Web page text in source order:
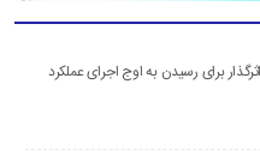
برای رسیدن به اوج اجرای عملکرد